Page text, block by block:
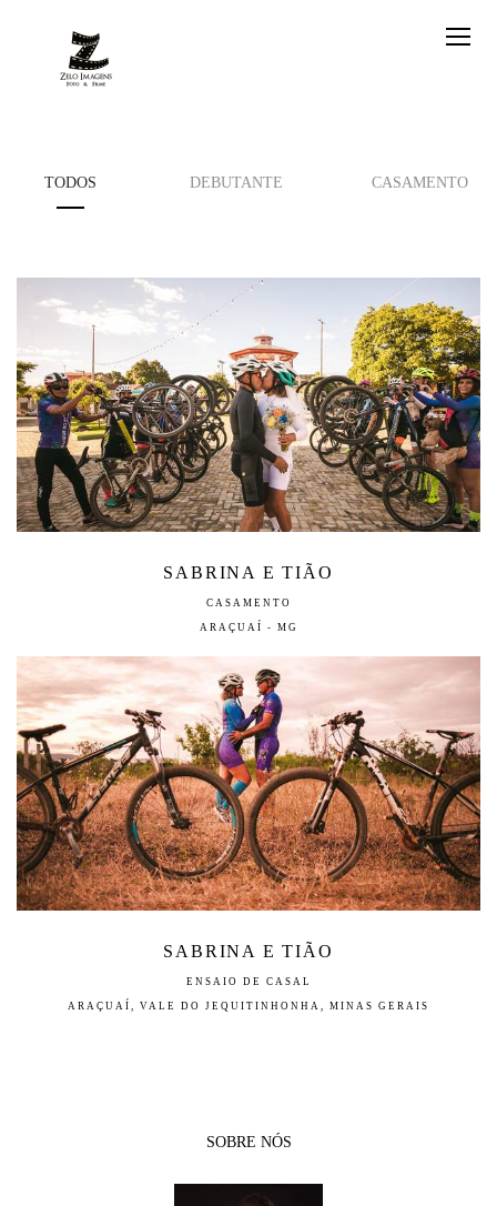
TODOS DEBUTANTE CASAMENTO
SABRINA E TIÃO
CASAMENTO
ARAÇUAÍ - MG
SABRINA E TIÃO
ENSAIO DE CASAL
ARAÇUAÍ, VALE DO JEQUITINHONHA, MINAS GERAIS
SOBRE NÓS